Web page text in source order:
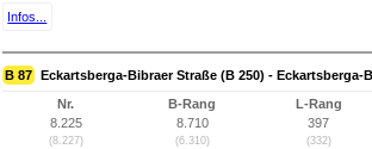
Infos...
B 87 Eckartsberga-Bibraer Straße (B 250) - Eckartsberga-
Nr.
8.225
(8.227)
B-Rang
8.710
(6.310)
L-Rang
397
(332)